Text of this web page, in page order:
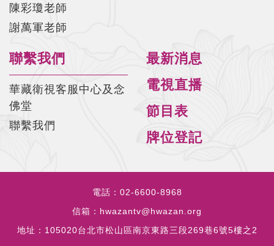
陳彩瓊老師
謝萬軍老師
聯繫我們
華藏衛視客服中心及念
佛堂
聯繫我們
最新消息
電視直播
節目表
牌位登記
電話： 02-6600-8968
信箱： hwazantv@hwazan.org
地址： 105020台北市松山區南京東路三段269巷6號5樓之2